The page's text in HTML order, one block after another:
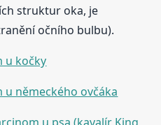
struktur oka, je
očního bulbu).
u kočky
německého ovčáka